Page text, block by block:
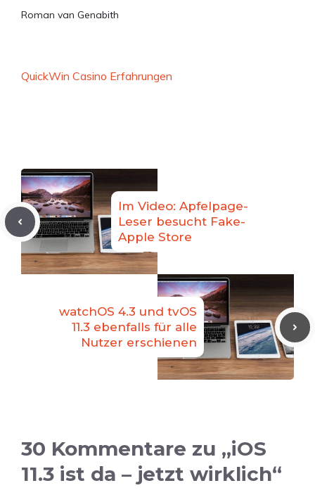
Roman van Genabith
QuickWin Casino Erfahrungen
Im Video: Apfelpage-
Leser besucht Fake-
Apple Store
watchOS 4.3 und tvOS
11.3 ebenfalls für alle
Nutzer erschienen
30 Kommentare zu „iOS
11.3 ist da – jetzt wirklich“